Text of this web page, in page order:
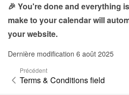
🎉 You're done and everything
make to your calendar will
your website.
Dernière modification 6 août 2025
Précédent
Terms & Conditions field